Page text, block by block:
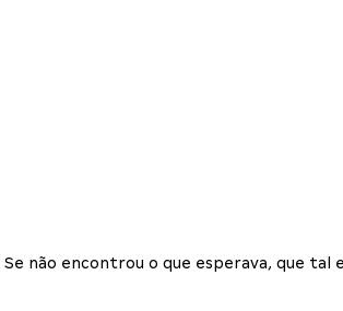
Se não encontrou o que esperava, que tal